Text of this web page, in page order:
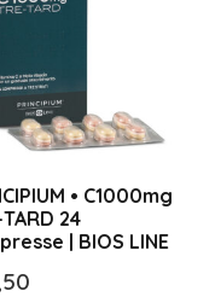
• C1000mg
24
| BIOS LINE